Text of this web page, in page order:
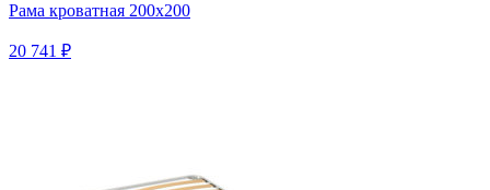
Рама кроватная 200х200
20 741 ₽